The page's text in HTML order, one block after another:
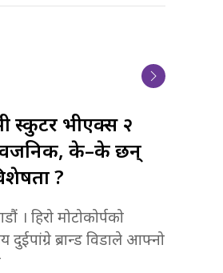
स्कुटर भीएक्स २
के–के छन्
?
। हिरो मोटोकोर्पको
दुईपांग्रे ब्रान्ड विडाले आफ्नो